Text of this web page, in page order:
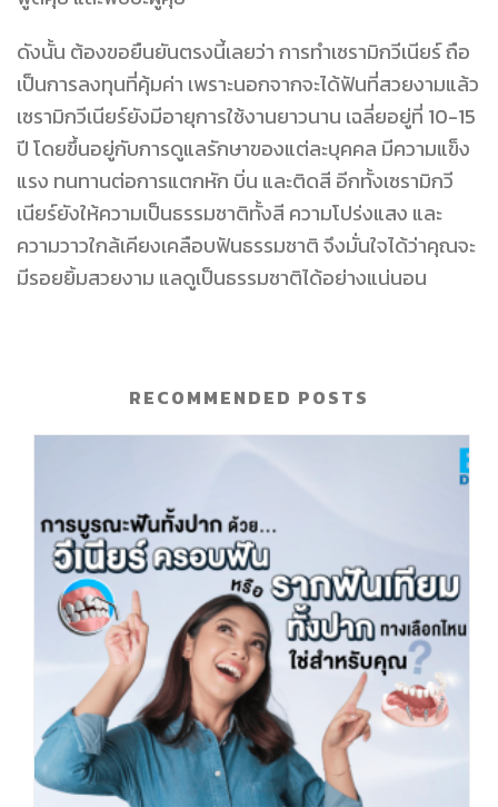
ดังนั้น ต้องขอยืนยันตรงนี้เลยว่า การทำเซรามิกวีเนียร์ ถือ
เป็นการลงทุนที่คุ้มค่า เพราะนอกจากจะได้ฟันที่สวยงามแล้ว
เซรามิกวีเนียร์ยังมีอายุการใช้งานยาวนาน เฉลี่ยอยู่ที่ 10-15
ปี โดยขึ้นอยู่กับการดูแลรักษาของแต่ละบุคคล มีความแข็ง
แรง ทนทานต่อการแตกหัก บิ่น และติดสี อีกทั้งเซรามิกวี
เนียร์ยังให้ความเป็นธรรมชาติทั้งสี ความโปร่งแสง และ
ความวาวใกล้เคียงเคลือบฟันธรรมชาติ จึงมั่นใจได้ว่าคุณจะ
มีรอยยิ้มสวยงาม แลดูเป็นธรรมชาติได้อย่างแน่นอน
RECOMMENDED POSTS